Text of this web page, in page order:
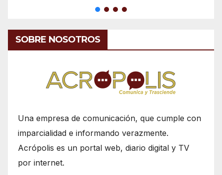
SOBRE NOSOTROS
Una empresa de comunicación, que cumple con
imparcialidad e informando verazmente.
Acrópolis es un portal web, diario digital y TV
por internet.